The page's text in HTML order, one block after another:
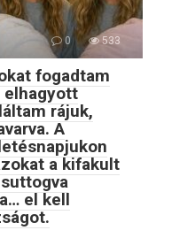
0 533
fogadtam
elhagyott
rájuk,
A
a kifakult
el kell